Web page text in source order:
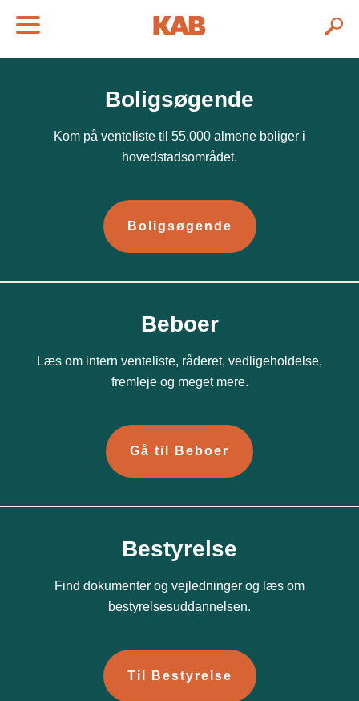
Boligsøgende
Kom på venteliste til 55.000 almene boliger i
hovedstadsområdet.
Boligsøgende
Beboer
Læs om intern venteliste, råderet, vedligeholdelse,
fremleje og meget mere.
Gå til Beboer
Bestyrelse
Find dokumenter og vejledninger og læs om
bestyrelsesuddannelsen.
Til Bestyrelse